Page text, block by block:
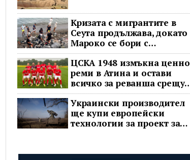
Кризата с мигрантите в
Сеута продължава, докато
Мароко се бори с
обвинения в чужбина и с
гнева у дома
ЦСКА 1948 измъкна ценно
реми в Атина и остави
всичко за реванша срещу
Панатинайкос
Украински производител
ще купи европейски
технологии за проект за